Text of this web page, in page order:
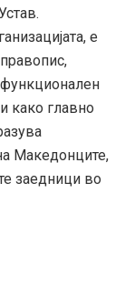
е
функционален
како главно
Македонците,
заедници во